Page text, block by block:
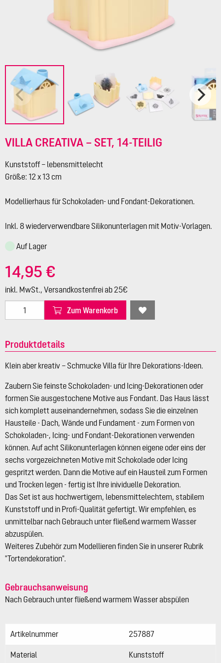
VILLA CREATIVA – SET, 14-TEILIG
Kunststoff – lebensmittelecht
Größe: 12 x 13 cm
Modellierhaus für Schokoladen- und Fondant-Dekorationen.
Inkl. 8 wiederverwendbare Silikonunterlagen mit Motiv-Vorlagen.
Auf Lager
14,95 €
inkl. MwSt., Versandkostenfrei ab 25€
Zum Warenkorb
Produktdetails
Klein aber kreativ – Schmucke Villa für Ihre Dekorations-Ideen.
Zaubern Sie feinste Schokoladen- und Icing-Dekorationen oder
formen Sie ausgestochene Motive aus Fondant. Das Haus lässt
sich komplett auseinandernehmen, sodass Sie die einzelnen
Hausteile - Dach, Wände und Fundament - zum Formen von
Schokoladen-, Icing- und Fondant-Dekorationen verwenden
können. Auf acht Silikonunterlagen können eigene oder eins der
sechs vorgezeichneten Motive mit Schokolade oder Icing
gespritzt werden. Dann die Motive auf ein Hausteil zum Formen
und Trocken legen - fertig ist Ihre inividuelle Dekoration.
Das Set ist aus hochwertigem, lebensmittelechtem, stabilem
Kunststoff und in Profi-Qualität gefertigt. Wir empfehlen, es
unmittelbar nach Gebrauch unter fließend warmem Wasser
abzuspülen.
Weiteres Zubehör zum Modellieren finden Sie in unserer Rubrik
"Tortendekoration".
Gebrauchsanweisung
Nach Gebrauch unter fließend warmem Wasser abspülen
Artikelnummer 257887
Material Kunststoff